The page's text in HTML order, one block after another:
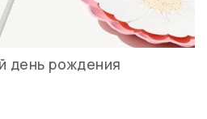
день рождения